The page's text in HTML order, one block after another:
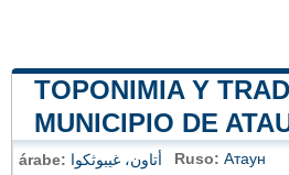
TOPONIMIA Y
MUNICIPIO DE
árabe: أتاون، غيبوثكوا Ruso: Атаун